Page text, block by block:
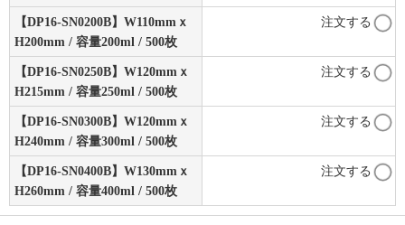
【DP16-SN0200B】W110mmｘ
H200mm / 容量200ml / 500枚
注文する
【DP16-SN0250B】W120mmｘ
H215mm / 容量250ml / 500枚
注文する
【DP16-SN0300B】W120mmｘ
H240mm / 容量300ml / 500枚
注文する
【DP16-SN0400B】W130mmｘ
H260mm / 容量400ml / 500枚
注文する